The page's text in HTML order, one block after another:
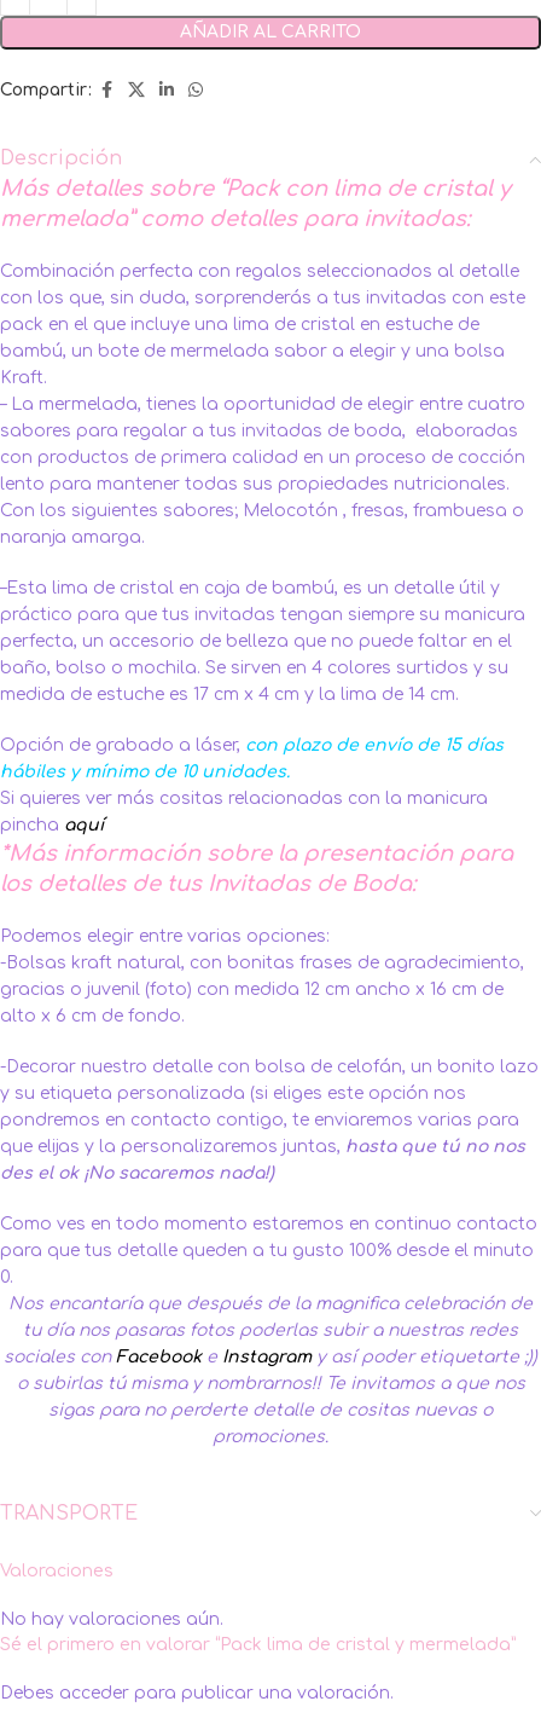
AÑADIR AL CARRITO
Compartir:
Descripción
Más detalles sobre “Pack con lima de cristal y
mermelada” como detalles para invitadas:
Combinación perfecta con regalos seleccionados al detalle
con los que, sin duda, sorprenderás a tus invitadas con este
pack en el que incluye una lima de cristal en estuche de
bambú, un bote de mermelada sabor a elegir y una bolsa
Kraft.
– La mermelada, tienes la oportunidad de elegir entre cuatro
sabores para regalar a tus invitadas de boda, elaboradas
con productos de primera calidad en un proceso de cocción
lento para mantener todas sus propiedades nutricionales.
Con los siguientes sabores; Melocotón , fresas, frambuesa o
naranja amarga.
–Esta lima de cristal en caja de bambú, es un detalle útil y
práctico para que tus invitadas tengan siempre su manicura
perfecta, un accesorio de belleza que no puede faltar en el
baño, bolso o mochila. Se sirven en 4 colores surtidos y su
medida de estuche es 17 cm x 4 cm y la lima de 14 cm.
Opción de grabado a láser, con plazo de envío de 15 días
hábiles y mínimo de 10 unidades.
Si quieres ver más cositas relacionadas con la manicura
pincha aquí
*Más información sobre la presentación para
los detalles de tus Invitadas de Boda:
Podemos elegir entre varias opciones:
-Bolsas kraft natural, con bonitas frases de agradecimiento,
gracias o juvenil (foto) con medida 12 cm ancho x 16 cm de
alto x 6 cm de fondo.
-Decorar nuestro detalle con bolsa de celofán, un bonito lazo
y su etiqueta personalizada (si eliges este opción nos
pondremos en contacto contigo, te enviaremos varias para
que elijas y la personalizaremos juntas, hasta que tú no nos
des el ok ¡No sacaremos nada!)
Como ves en todo momento estaremos en continuo contacto
para que tus detalle queden a tu gusto 100% desde el minuto
0.
Nos encantaría que después de la magnifica celebración de
tu día nos pasaras fotos poderlas subir a nuestras redes
sociales con Facebook e Instagram y así poder etiquetarte ;))
o subirlas tú misma y nombrarnos!! Te invitamos a que nos
sigas para no perderte detalle de cositas nuevas o
promociones.
TRANSPORTE
Valoraciones
No hay valoraciones aún.
Sé el primero en valorar “Pack lima de cristal y mermelada”
Debes acceder para publicar una valoración.